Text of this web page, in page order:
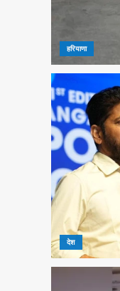
हरियाणा
देश